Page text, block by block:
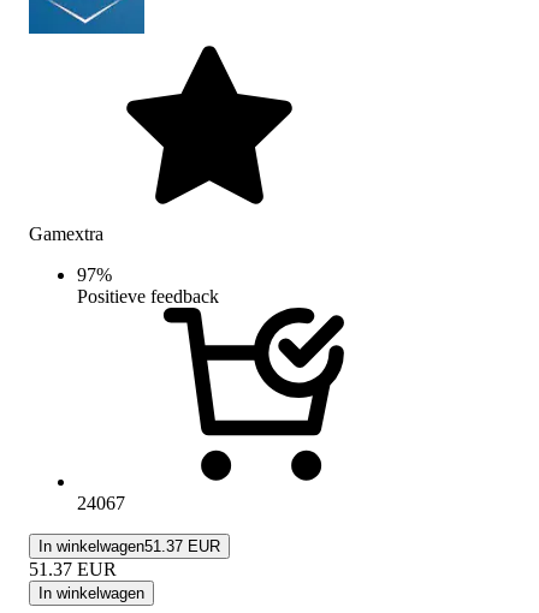
Gamextra
97%
Positieve feedback
24067
In winkelwagen51.37 EUR
51.37 EUR
In winkelwagen